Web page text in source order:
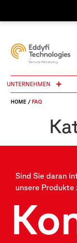
UNTERNEHMEN
HOME / FAQ
Sind Sie daran
unsere Produkte